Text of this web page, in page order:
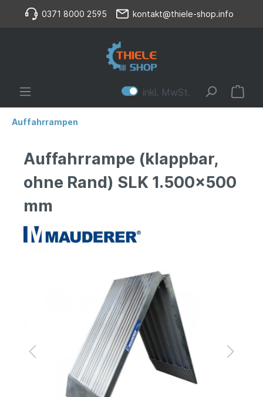
0371 8000 2595 kontakt@thiele-shop.info
inkl. MwSt.
Auffahrrampen
Auffahrrampe (klappbar,
ohne Rand) SLK 1.500x500
mm